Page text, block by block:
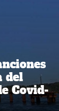
del
Covid-